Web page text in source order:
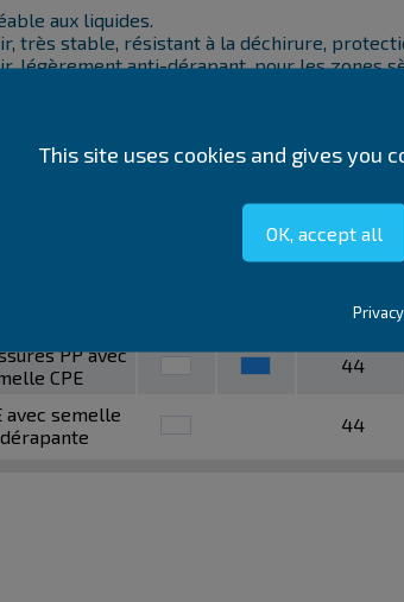
aux liquides.
très stable, résistant à la déchirure,
légèrement anti-dérapant, pour les zones
lisse, très anti-dérapant, semelle
2
cm
CPE 60
47
PP avec
46
PP avec
CPE
44
avec semelle
44
This site uses cookies and gives
OK, accept all